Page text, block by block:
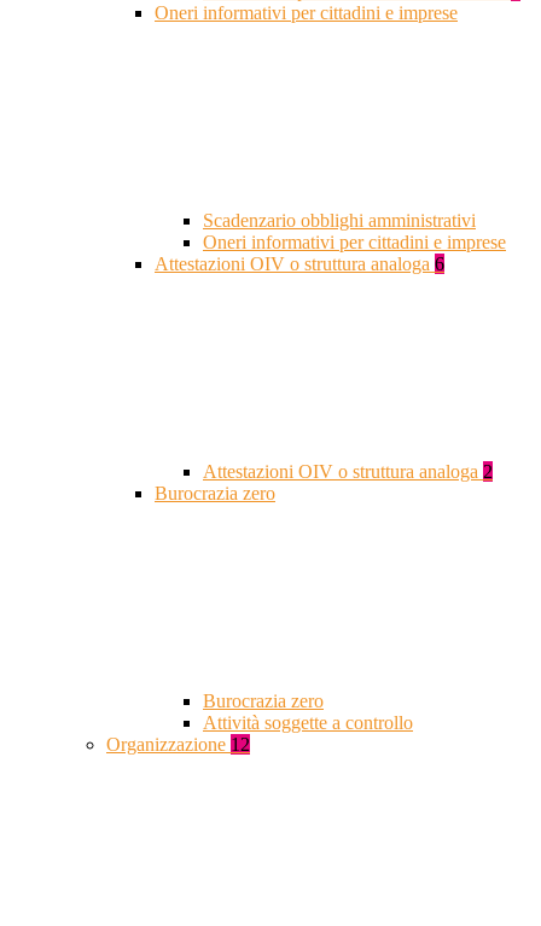
Oneri informativi per cittadini e imprese
Scadenzario obblighi amministrativi
Oneri informativi per cittadini e imprese
Attestazioni OIV o struttura analoga 6
Attestazioni OIV o struttura analoga 2
Burocrazia zero
Burocrazia zero
Attività soggette a controllo
Organizzazione 12